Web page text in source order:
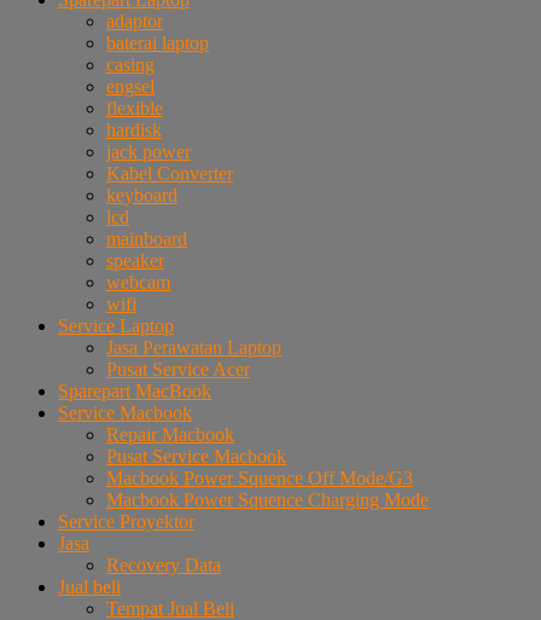
adaptor
baterai laptop
casing
engsel
flexible
hardisk
jack power
Kabel Converter
keyboard
lcd
mainboard
speaker
webcam
wifi
Service Laptop
Jasa Perawatan Laptop
Pusat Service Acer
Sparepart MacBook
Service Macbook
Repair Macbook
Pusat Service Macbook
Macbook Power Squence Off Mode/G3
Macbook Power Squence Charging Mode
Service Proyektor
Jasa
Recovery Data
Jual beli
Tempat Jual Beli